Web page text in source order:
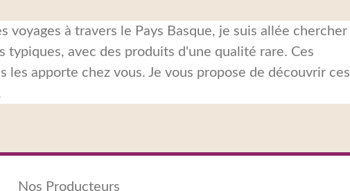
voyages à travers le Pays Basque, je suis allée chercher
typiques, avec des produits d'une qualité rare. Ces
les apporte chez vous. Je vous propose de découvrir ces
Nos Producteurs